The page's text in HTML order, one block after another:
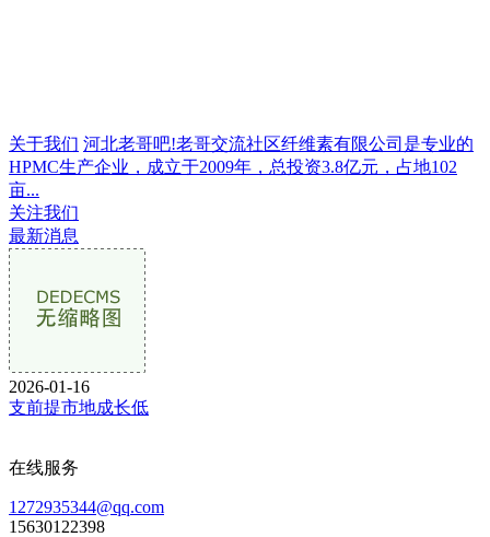
关于我们 河北老哥吧!老哥交流社区纤维素有限公司是专业的
HPMC生产企业，成立于2009年，总投资3.8亿元，占地102
亩...
关注我们
最新消息
2026-01-16
支前提市地成长低
在线服务
1272935344@qq.com
15630122398